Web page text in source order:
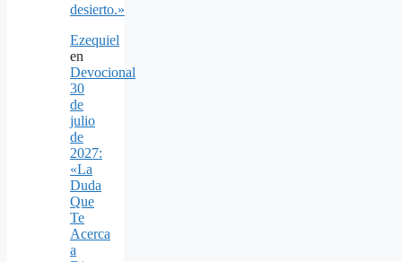
desierto.»
Ezequiel
en
Devocional
30
de
julio
de
2027:
«La
Duda
Que
Te
Acerca
a